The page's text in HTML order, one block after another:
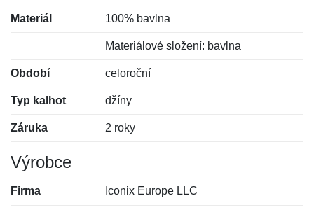
Materiál 100% bavlna
Materiálové složení: bavlna
Období celoroční
Typ kalhot džíny
Záruka 2 roky
Výrobce
Firma Iconix Europe LLC